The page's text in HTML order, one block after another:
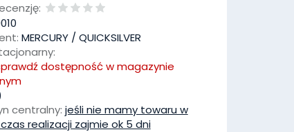
MERCURY / QUICKSILVER
dostępność w magazynie
centralny: jeśli nie mamy towaru w
realizacji zajmie ok 5 dni